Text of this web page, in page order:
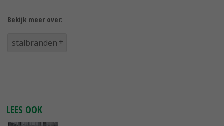
Bekijk meer over:
stalbranden
LEES OOK